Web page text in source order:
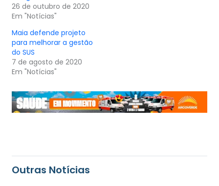
26 de outubro de 2020
Em "Notícias"
Maia defende projeto
para melhorar a gestão
do SUS
7 de agosto de 2020
Em "Notícias"
Outras Notícias